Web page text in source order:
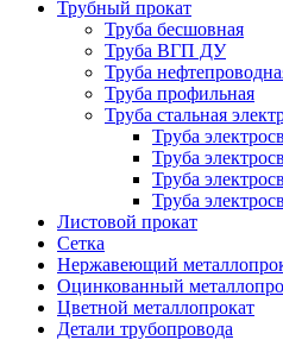
Трубный прокат
Труба бесшовная
Труба ВГП ДУ
Труба
Труба профильная
Труба стальная
Труба
Труба
Труба
Труба
Листовой прокат
Сетка
Нержавеющий
Оцинкованный
Цветной металлопрокат
Детали трубопровода